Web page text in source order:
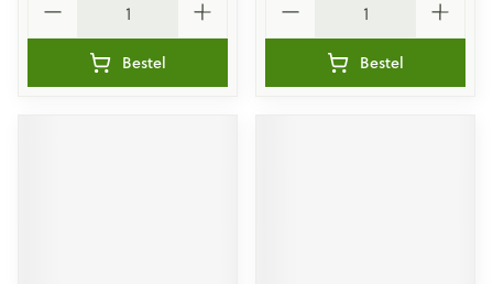
Bestel Bestel